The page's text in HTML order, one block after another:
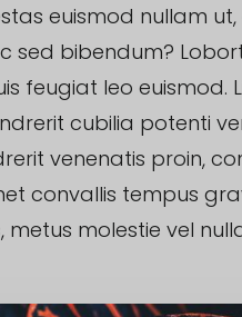
euismod nullam
sed bibendum?
feugiat leo euismod.
cubilia potenti
venenatis proin,
convallis tempus
molestie vel